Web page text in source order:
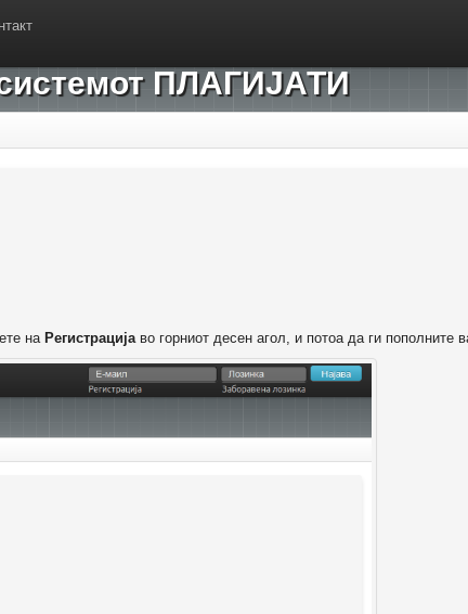
ПЛАГИЈАТИ
на Регистрацијаво горниот десен агол, и потоа да ги пополните